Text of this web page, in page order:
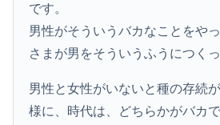
です。
男性がそういうバカなことをや
さまが男をそういうふうにつく
男性と女性がいないと種の存続
様に、時代は、どちらかがバカ